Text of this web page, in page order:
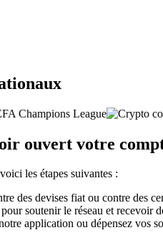
ouvert votre
les étapes suivantes :
des devises fiat ou contre des
soutenir le réseau et recevoir
application ou dépensez vos